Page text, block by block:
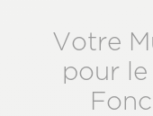
Votre
pour